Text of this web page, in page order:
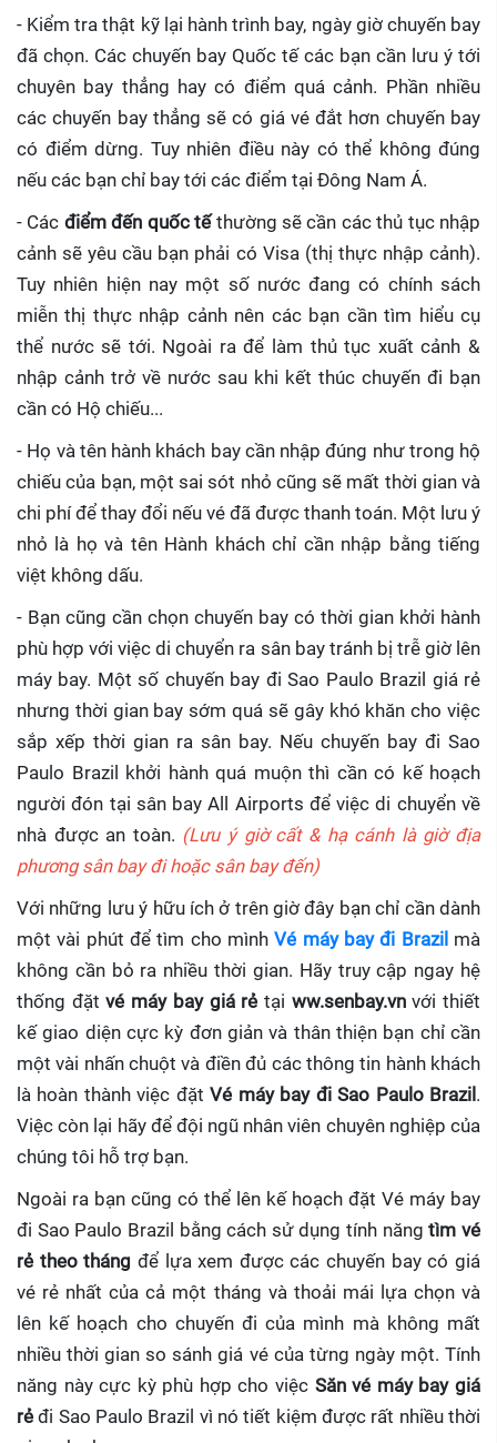
- Kiểm tra thật kỹ lại hành trình bay, ngày giờ chuyến bay
đã chọn. Các chuyến bay Quốc tế các bạn cần lưu ý tới
chuyên bay thẳng hay có điểm quá cảnh. Phần nhiều
các chuyến bay thẳng sẽ có giá vé đắt hơn chuyến bay
có điểm dừng. Tuy nhiên điều này có thể không đúng
nếu các bạn chỉ bay tới các điểm tại Đông Nam Á.
- Các điểm đến quốc tếthường sẽ cần các thủ tục nhập
cảnh sẽ yêu cầu bạn phải có Visa (thị thực nhập cảnh).
Tuy nhiên hiện nay một số nước đang có chính sách
miễn thị thực nhập cảnh nên các bạn cần tìm hiểu cụ
thể nước sẽ tới. Ngoài ra để làm thủ tục xuất cảnh &
nhập cảnh trở về nước sau khi kết thúc chuyến đi bạn
cần có Hộ chiếu...
- Họ và tên hành khách bay cần nhập đúng như trong hộ
chiếu của bạn, một sai sót nhỏ cũng sẽ mất thời gian và
chi phí để thay đổi nếu vé đã được thanh toán. Một lưu ý
nhỏ là họ và tên Hành khách chỉ cần nhập bằng tiếng
việt không dấu.
- Bạn cũng cần chọn chuyến bay có thời gian khởi hành
phù hợp với việc di chuyển ra sân bay tránh bị trễ giờ lên
máy bay. Một số chuyến bay đi Sao Paulo Brazil giá rẻ
nhưng thời gian bay sớm quá sẽ gây khó khăn cho việc
sắp xếp thời gian ra sân bay. Nếu chuyến bay đi Sao
Paulo Brazil khởi hành quá muộn thì cần có kế hoạch
người đón tại sân bay All Airports để việc di chuyển về
nhà được an toàn. (Lưu ý giờ cất & hạ cánh là giờ địa
phương sân bay đi hoặc sân bay đến)
Với những lưu ý hữu ích ở trên giờ đây bạn chỉ cần dành
một vài phút để tìm cho mìnhVé máy bay đi Brazil mà
không cần bỏ ra nhiều thời gian. Hãy truy cập ngay hệ
thống đặtvé máy bay giá rẻ tại ww.senbay.vnvới thiết
kế giao diện cực kỳ đơn giản và thân thiện bạn chỉ cần
một vài nhấn chuột và điền đủ các thông tin hành khách
là hoàn thành việc đặtVé máy bay đi Sao Paulo Brazil .
Việc còn lại hãy để đội ngũ nhân viên chuyên nghiệp của
chúng tôi hỗ trợ bạn.
Ngoài ra bạn cũng có thể lên kế hoạch đặt Vé máy bay
đi Sao Paulo Brazil bằng cách sử dụng tính năngtìm vé
rẻ theo tháng để lựa xem được các chuyến bay có giá
vé rẻ nhất của cả một tháng và thoải mái lựa chọn và
lên kế hoạch cho chuyến đi của mình mà không mất
nhiều thời gian so sánh giá vé của từng ngày một. Tính
năng này cực kỳ phù hợp cho việc Săn vé máy bay giá
rẻđi Sao Paulo Brazil vì nó tiết kiệm được rất nhiều thời